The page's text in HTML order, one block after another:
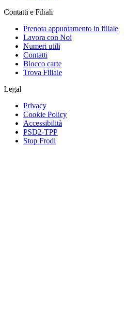
Contatti e Filiali
Prenota appuntamento in filiale
Lavora con Noi
Numeri utili
Contatti
Blocco carte
Trova Filiale
Legal
Privacy
Cookie Policy
Accessibilità
PSD2-TPP
Stop Frodi